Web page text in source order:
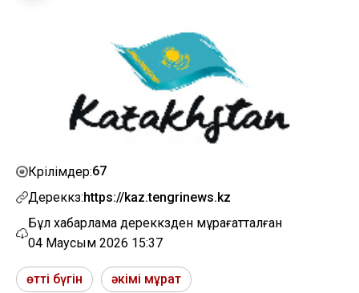
Көрілімдер:67
Дереккөз:https://kaz.tengrinews.kz
Бұл хабарлама дереккөзден мұрағатталған
04 Маусым 2026 15:37
өтті бүгін әкімі мұрат